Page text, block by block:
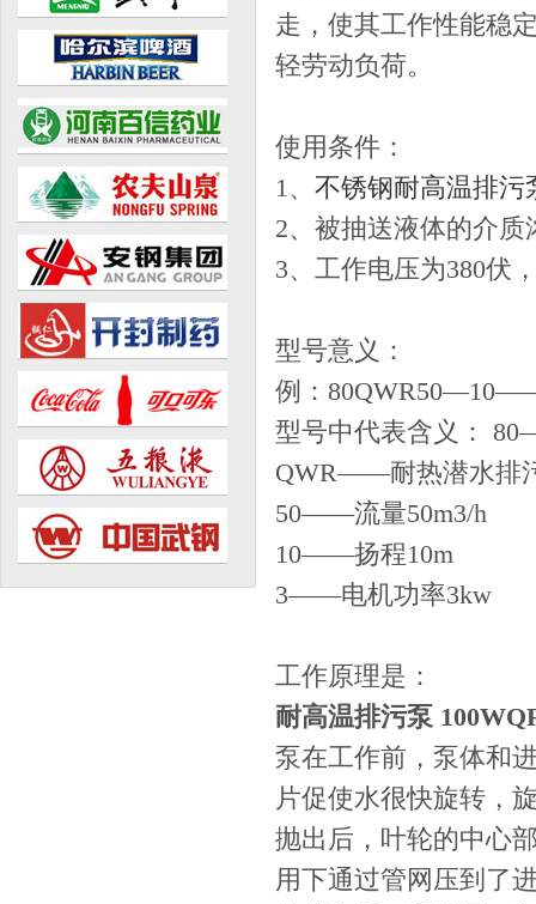
走，使其工作性能稳
轻劳动负荷。
使用条件：
1、 不锈钢耐高温排污
2、被抽送液体的介质
3、工作电压为380伏
型号意义：
例：
型号中代表含义：
QWR——耐热潜水排
50——流量50m3/h
10——扬程10m
3——电机功率3kw
工作原理是：
耐高温排污泵
泵在工作前，泵体和
片促使水很快旋转，
抛出后，叶轮的中心
用下通过管网压到了